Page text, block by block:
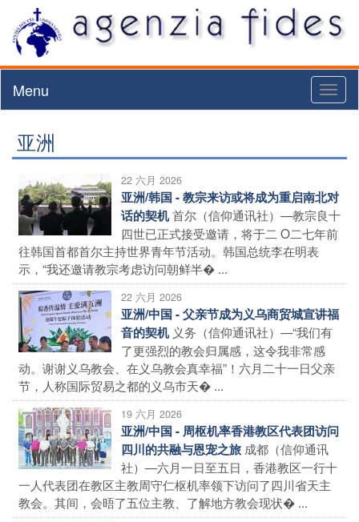
Menu
亚洲
22 六月 2026
亚洲/韩国 - 教宗来访或将成为重启南北对
话的契机首尔（信仰通讯社）—教宗良十
四世已正式接受邀请，将于二 O二七年前
往韩国首都首尔主持世界青年节活动。韩国总统李在明表
示，“我还邀请教宗考虑访问朝鲜半� ...
22 六月 2026
亚洲/中国 - 父亲节成为义乌商贸城宣讲福
音的契机 义务（信仰通讯社）—“我们有
了更强烈的教会归属感，这令我非常感
动。谢谢义乌教会、在义乌教会真幸福”！六月二十一日父亲
节，人称国际贸易之都的义乌市天� ...
19 六月 2026
亚洲/中国 - 周枢机率香港教区代表团访问
四川的共融与恩宠之旅 成都（信仰通讯
社）—六月一日至五日，香港教区一行十
一人代表团在教区主教周守仁枢机率领下访问了四川省天主
教会。其间，会晤了五位主教、了解地方教会现状� ...